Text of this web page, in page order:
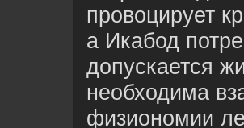
провоцирует
а Икабод
допускается
необходима
физиономии